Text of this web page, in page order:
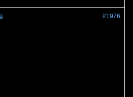
#1976